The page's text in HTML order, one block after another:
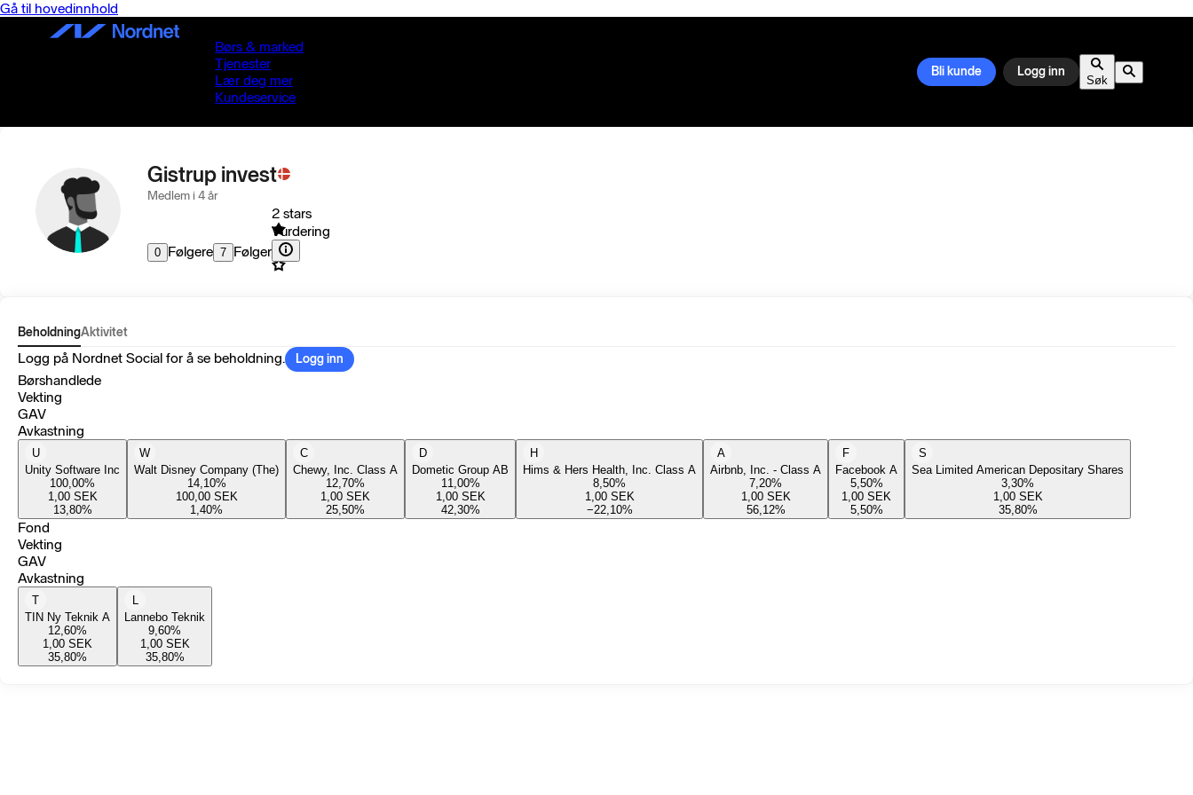
Gå til hovedinnhold
Børs & marked
Tjenester
Lær deg mer
Kundeservice
Bli kunde Logg inn
Søk
Gistrup invest
Medlem i 4 år
0 Følgere 7 Følger
2 stars
Vurdering
BeholdningAktivitet
Logg på Nordnet Social for å se beholdning. Logg inn
Børshandlede
Vekting
GAV
Avkastning
U
Unity Software Inc
100,00%
1,00 SEK
13,80%
W
Walt Disney Company (The)
14,10%
100,00 SEK
1,40%
C
Chewy, Inc. Class A
12,70%
1,00 SEK
25,50%
D
Dometic Group AB
11,00%
1,00 SEK
42,30%
H
Hims & Hers Health, Inc. Class A
8,50%
1,00 SEK
−22,10%
A
Airbnb, Inc. - Class A
7,20%
1,00 SEK
56,12%
F
Facebook A
5,50%
1,00 SEK
5,50%
S
Sea Limited American Depositary Shares
3,30%
1,00 SEK
35,80%
Fond
Vekting
GAV
Avkastning
T
TIN Ny Teknik A
12,60%
1,00 SEK
35,80%
L
Lannebo Teknik
9,60%
1,00 SEK
35,80%